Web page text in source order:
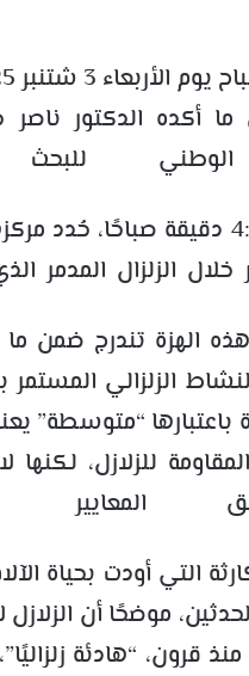
ما أكده الدكتور
الوطني
الهزة التي تم تسجيلها في تمام الساعة
الزلزال المدمر
تندرج ضمن ما
الزلزالي
الهزة باعتبارها
للزلازل،
التي أودت بحياة
موضحًا أن
قرون، “هادئة